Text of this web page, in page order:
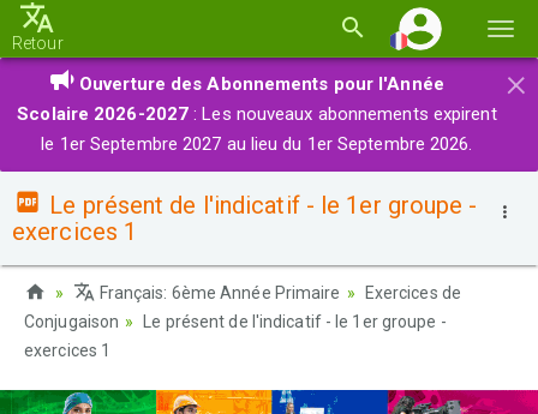
la
Retour
×
Ouverture des Abonnements pour l'Année
Scolaire 2026-2027 : Les nouveaux abonnements expirent
le 1er Septembre 2027 au lieu du 1er Septembre 2026.
Le présent de l'indicatif - le 1er groupe -
exercices 1
Français: 6ème Année Primaire
Exercices de
Conjugaison
Le présent de l'indicatif - le 1er groupe -
exercices 1